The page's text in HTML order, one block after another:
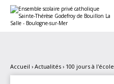
contenu.
personnels
Accueil › Actualités › 100 jours à l'école